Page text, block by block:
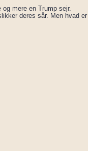
mere en Trump sejr.
deres sår. Men hvad er